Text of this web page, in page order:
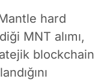
hard
MNT alımı,
blockchain